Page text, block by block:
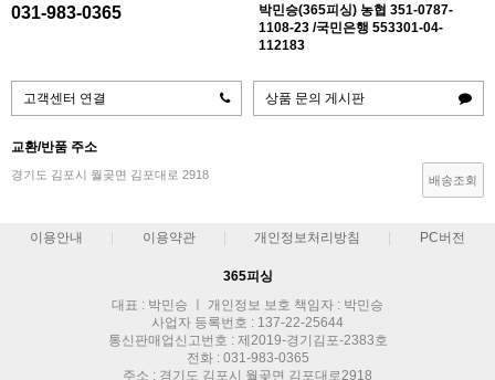
031-983-0365
박민승(365피싱) 농협 351-0787-
1108-23 /국민은행 553301-04-
112183
고객센터 연결 상품 문의 게시판
교환/반품 주소
경기도 김포시 월곶면 김포대로 2918 배송조회
이용안내 이용약관 개인정보처리방침 PC버전
365피싱
대표 : 박민승 ㅣ 개인정보 보호 책임자 : 박민승
사업자 등록번호 : 137-22-25644
통신판매업신고번호 : 제2019-경기김포-2383호
전화 : 031-983-0365
주소 : 경기도 김포시 월곶면 김포대로2918